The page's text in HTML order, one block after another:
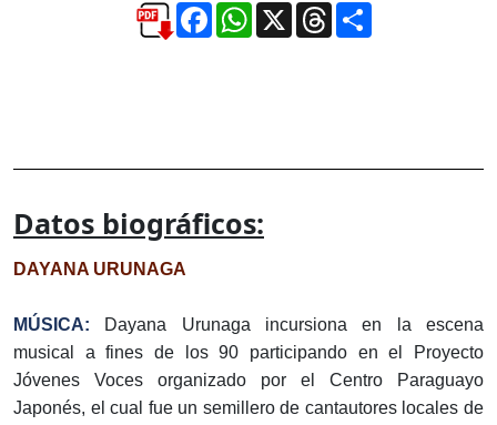
FacebookWhatsApp
X ThreadsCompartir
Datos biográficos:
DAYANA URUNAGA
MÚSICA: Dayana Urunaga incursiona en la escena
musical a fines de los 90 participando en el Proyecto
Jóvenes Voces organizado por el Centro Paraguayo
Japonés, el cual fue un semillero de cantautores locales de